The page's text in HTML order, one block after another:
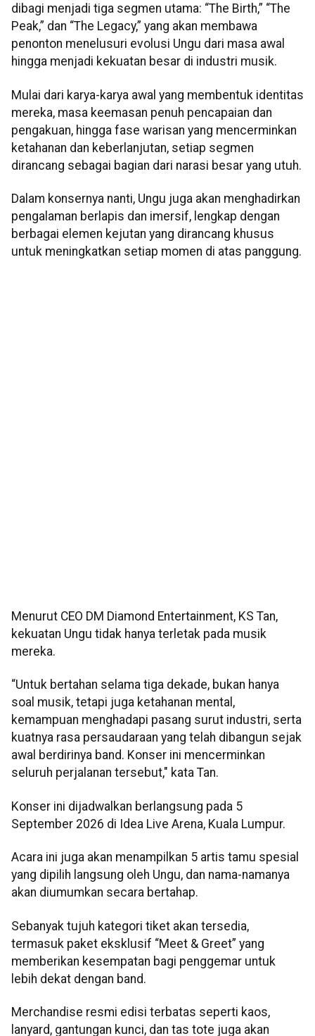
dibagi menjadi tiga segmen utama: “The Birth,” “The
Peak,” dan “The Legacy,” yang akan membawa
penonton menelusuri evolusi Ungu dari masa awal
hingga menjadi kekuatan besar di industri musik.
Mulai dari karya-karya awal yang membentuk identitas
mereka, masa keemasan penuh pencapaian dan
pengakuan, hingga fase warisan yang mencerminkan
ketahanan dan keberlanjutan, setiap segmen
dirancang sebagai bagian dari narasi besar yang utuh.
Dalam konsernya nanti, Ungu juga akan menghadirkan
pengalaman berlapis dan imersif, lengkap dengan
berbagai elemen kejutan yang dirancang khusus
untuk meningkatkan setiap momen di atas panggung.
Menurut CEO DM Diamond Entertainment, KS Tan,
kekuatan Ungu tidak hanya terletak pada musik
mereka.
“Untuk bertahan selama tiga dekade, bukan hanya
soal musik, tetapi juga ketahanan mental,
kemampuan menghadapi pasang surut industri, serta
kuatnya rasa persaudaraan yang telah dibangun sejak
awal berdirinya band. Konser ini mencerminkan
seluruh perjalanan tersebut," kata Tan.
Konser ini dijadwalkan berlangsung pada 5
September 2026 di Idea Live Arena, Kuala Lumpur.
Acara ini juga akan menampilkan 5 artis tamu spesial
yang dipilih langsung oleh Ungu, dan nama-namanya
akan diumumkan secara bertahap.
Sebanyak tujuh kategori tiket akan tersedia,
termasuk paket eksklusif “Meet & Greet” yang
memberikan kesempatan bagi penggemar untuk
lebih dekat dengan band.
Merchandise resmi edisi terbatas seperti kaos,
lanyard, gantungan kunci, dan tas tote juga akan